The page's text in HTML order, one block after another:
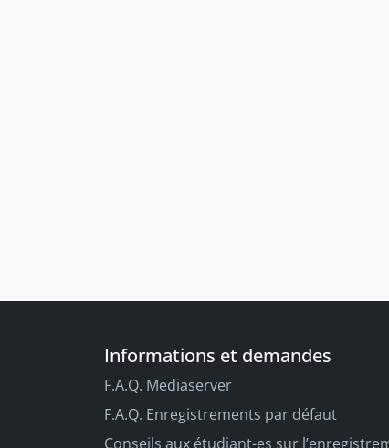
Informations et demandes
F.A.Q. Mediaserver
F.A.Q. Enregistrements par défaut
Conseils aux étudiant-es sur